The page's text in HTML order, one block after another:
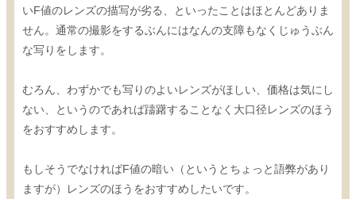
いF値のレンズの描写が劣る、といったことはほとんどありま
せん。通常の撮影をするぶんにはなんの支障もなくじゅうぶん
な写りをします。
むろん、わずかでも写りのよいレンズがほしい、価格は気にし
ない、というのであれば躊躇することなく大口径レンズのほう
をおすすめします。
もしそうでなければF値の暗い（というとちょっと語弊があり
ますが）レンズのほうをおすすめしたいです。